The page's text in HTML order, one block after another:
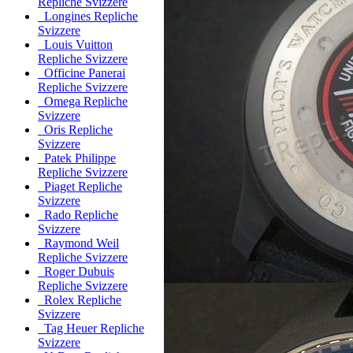
Longines Repliche
Svizzere
Louis Vuitton
Repliche Svizzere
Officine Panerai
Repliche Svizzere
Omega Repliche
Svizzere
Oris Repliche
Svizzere
Patek Philippe
Repliche Svizzere
Piaget Repliche
Svizzere
Rado Repliche
Svizzere
Raymond Weil
Repliche Svizzere
Roger Dubuis
Repliche Svizzere
Rolex Repliche
Svizzere
Tag Heuer Repliche
Svizzere